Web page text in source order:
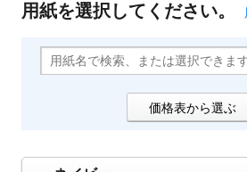
用紙を選択してください。
価格表から選ぶ